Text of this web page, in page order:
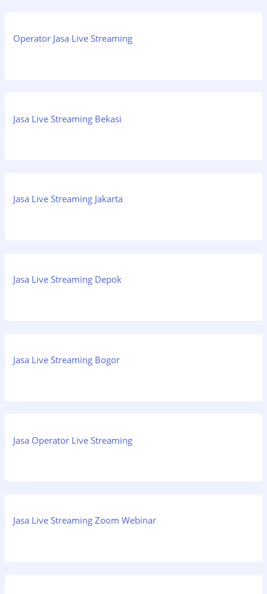
Operator Jasa Live Streaming
Jasa Live Streaming Bekasi
Jasa Live Streaming Jakarta
Jasa Live Streaming Depok
Jasa Live Streaming Bogor
Jasa Operator Live Streaming
Jasa Live Streaming Zoom Webinar